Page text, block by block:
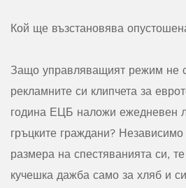
Кой ще възстановява
Защо управляващият режим не
рекламните си клипчета за
година ЕЦБ наложи ежедневен
гръцките граждани?
размера на спестяванията си,
кучешка дажба само за хляб и